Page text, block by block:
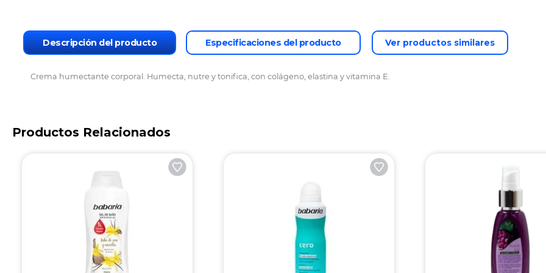
Descripción del producto Especificaciones del producto Ver productos similares
Crema humectante corporal. Humecta, nutre y tonifica, con colágeno, elastina y vitamina E.
Productos Relacionados